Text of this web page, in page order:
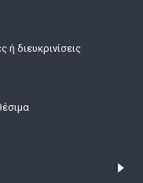
ή διευκρινίσεις